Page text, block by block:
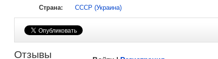
Страна: СССР (Украина)
Отзывы